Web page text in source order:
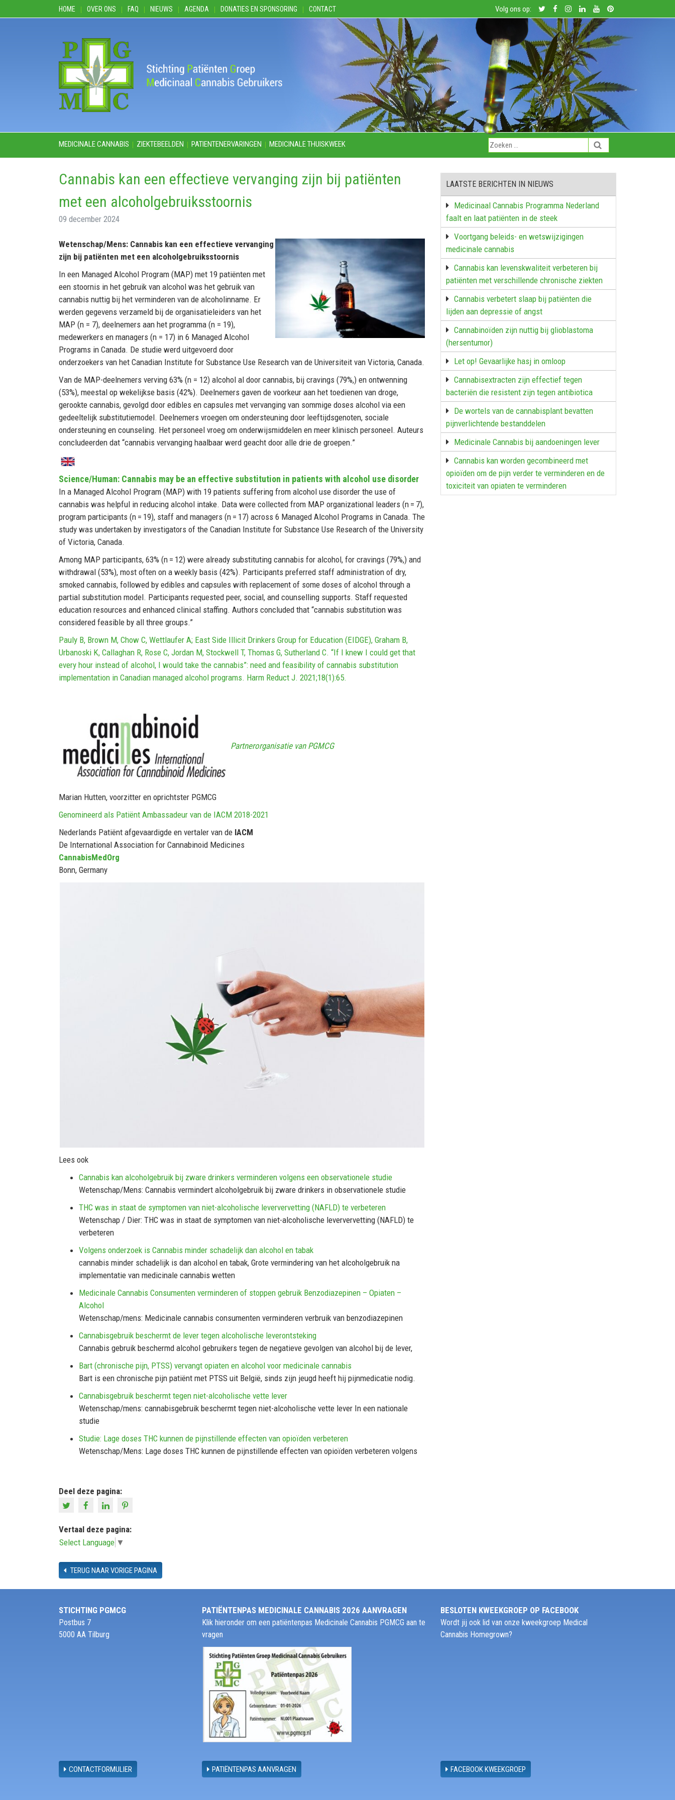
HOME OVER ONS FAQ NIEUWS AGENDA DONATIES EN SPONSORING CONTACT Volg ons op:
MEDICINALE CANNABIS ZIEKTEBEELDEN PATIENTENERVARINGEN MEDICINALE THUISKWEEK
Cannabis kan een effectieve vervanging zijn bij patiënten
met een alcoholgebruiksstoornis
09 december 2024
Wetenschap/Mens: Cannabis kan een effectieve vervanging
zijn bij patiënten met een alcoholgebruiksstoornis
In een Managed Alcohol Program (MAP) met 19 patiënten met
een stoornis in het gebruik van alcohol was het gebruik van
cannabis nuttig bij het verminderen van de alcoholinname. Er
werden gegevens verzameld bij de organisatieleiders van het
MAP (n = 7), deelnemers aan het programma (n = 19),
medewerkers en managers (n = 17) in 6 Managed Alcohol
Programs in Canada. De studie werd uitgevoerd door
onderzoekers van het Canadian Institute for Substance Use Research van de Universiteit van Victoria, Canada.
Van de MAP-deelnemers verving 63% (n = 12) alcohol al door cannabis, bij cravings (79%,) en ontwenning
(53%), meestal op wekelijkse basis (42%). Deelnemers gaven de voorkeur aan het toedienen van droge,
gerookte cannabis, gevolgd door edibles en capsules met vervanging van sommige doses alcohol via een
gedeeltelijk substitutiemodel. Deelnemers vroegen om ondersteuning door leeftijdsgenoten, sociale
ondersteuning en counseling. Het personeel vroeg om onderwijsmiddelen en meer klinisch personeel. Auteurs
concludeerden dat “cannabis vervanging haalbaar werd geacht door alle drie de groepen.”
Science/Human: Cannabis may be an effective substitution in patients with alcohol use disorder
In a Managed Alcohol Program (MAP) with 19 patients suffering from alcohol use disorder the use of
cannabis was helpful in reducing alcohol intake. Data were collected from MAP organizational leaders (n = 7),
program participants (n = 19), staff and managers (n = 17) across 6 Managed Alcohol Programs in Canada. The
study was undertaken by investigators of the Canadian Institute for Substance Use Research of the University
of Victoria, Canada.
Among MAP participants, 63% (n = 12) were already substituting cannabis for alcohol, for cravings (79%,) and
withdrawal (53%), most often on a weekly basis (42%). Participants preferred staff administration of dry,
smoked cannabis, followed by edibles and capsules with replacement of some doses of alcohol through a
partial substitution model. Participants requested peer, social, and counselling supports. Staff requested
education resources and enhanced clinical staffing. Authors concluded that “cannabis substitution was
considered feasible by all three groups.”
Pauly B, Brown M, Chow C, Wettlaufer A; East Side Illicit Drinkers Group for Education (EIDGE), Graham B,
Urbanoski K, Callaghan R, Rose C, Jordan M, Stockwell T, Thomas G, Sutherland C. “If I knew I could get that
every hour instead of alcohol, I would take the cannabis”: need and feasibility of cannabis substitution
implementation in Canadian managed alcohol programs. Harm Reduct J. 2021;18(1):65.
Partnerorganisatie van PGMCG
Marian Hutten, voorzitter en oprichtster PGMCG
Genomineerd als Patiënt Ambassadeur van de IACM 2018-2021
Nederlands Patiënt afgevaardigde en vertaler van de IACM
De International Association for Cannabinoid Medicines
CannabisMedOrg
Bonn, Germany
Lees ook
Cannabis kan alcoholgebruik bij zware drinkers verminderen volgens een observationele studie
Wetenschap/Mens: Cannabis vermindert alcoholgebruik bij zware drinkers in observationele studie
THC was in staat de symptomen van niet-alcoholische leververvetting (NAFLD) te verbeteren
Wetenschap / Dier: THC was in staat de symptomen van niet-alcoholische leververvetting (NAFLD) te
verbeteren
Volgens onderzoek is Cannabis minder schadelijk dan alcohol en tabak
cannabis minder schadelijk is dan alcohol en tabak, Grote vermindering van het alcoholgebruik na
implementatie van medicinale cannabis wetten
Medicinale Cannabis Consumenten verminderen of stoppen gebruik Benzodiazepinen – Opiaten –
Alcohol
Wetenschap/mens: Medicinale cannabis consumenten verminderen verbruik van benzodiazepinen
Cannabisgebruik beschermt de lever tegen alcoholische leverontsteking
Cannabis gebruik beschermd alcohol gebruikers tegen de negatieve gevolgen van alcohol bij de lever,
Bart (chronische pijn, PTSS) vervangt opiaten en alcohol voor medicinale cannabis
Bart is een chronische pijn patiënt met PTSS uit België, sinds zijn jeugd heeft hij pijnmedicatie nodig.
Cannabisgebruik beschermt tegen niet-alcoholische vette lever
Wetenschap/mens: cannabisgebruik beschermt tegen niet-alcoholische vette lever In een nationale
studie
Studie: Lage doses THC kunnen de pijnstillende effecten van opioïden verbeteren
Wetenschap/Mens: Lage doses THC kunnen de pijnstillende effecten van opioïden verbeteren volgens
Deel deze pagina:
Vertaal deze pagina:
Select Language ▼
TERUG NAAR VORIGE PAGINA
LAATSTE BERICHTEN IN NIEUWS
Medicinaal Cannabis Programma Nederland
faalt en laat patiënten in de steek
Voortgang beleids- en wetswijzigingen
medicinale cannabis
Cannabis kan levenskwaliteit verbeteren bij
patiënten met verschillende chronische ziekten
Cannabis verbetert slaap bij patiënten die
lijden aan depressie of angst
Cannabinoïden zijn nuttig bij glioblastoma
(hersentumor)
Let op! Gevaarlijke hasj in omloop
Cannabisextracten zijn effectief tegen
bacteriën die resistent zijn tegen antibiotica
De wortels van de cannabisplant bevatten
pijnverlichtende bestanddelen
Medicinale Cannabis bij aandoeningen lever
Cannabis kan worden gecombineerd met
opioïden om de pijn verder te verminderen en de
toxiciteit van opiaten te verminderen
STICHTING PGMCG
Postbus 7
5000 AA Tilburg
CONTACTFORMULIER
PATIËNTENPAS MEDICINALE CANNABIS 2026 AANVRAGEN
Klik hieronder om een patiëntenpas Medicinale Cannabis PGMCG aan te
vragen
PATIËNTENPAS AANVRAGEN
BESLOTEN KWEEKGROEP OP FACEBOOK
Wordt jij ook lid van onze kweekgroep Medical
Cannabis Homegrown?
FACEBOOK KWEEKGROEP